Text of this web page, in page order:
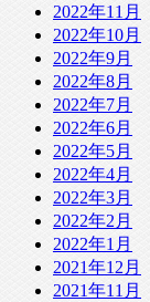
2022年11月
2022年10月
2022年9月
2022年8月
2022年7月
2022年6月
2022年5月
2022年4月
2022年3月
2022年2月
2022年1月
2021年12月
2021年11月